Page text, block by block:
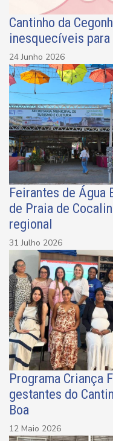
Cantinho da
inesquecíveis
24 Junho 2026
Feirantes de Água
de Praia de
regional
31 Julho 2026
Programa Criança
gestantes do
Boa
12 Maio 2026